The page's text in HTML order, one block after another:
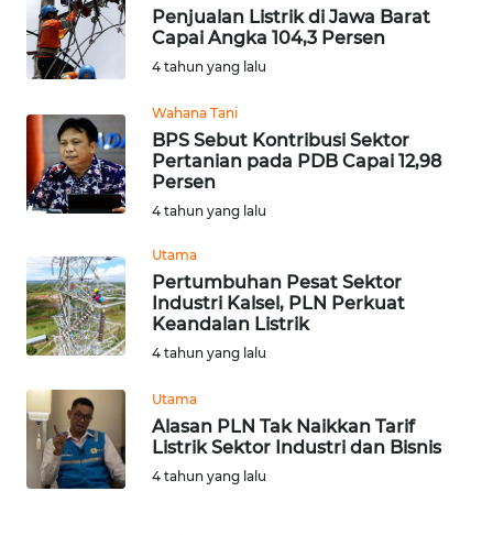
Penjualan Listrik di Jawa Barat
Capai Angka 104,3 Persen
4 tahun yang lalu
Wahana Tani
BPS Sebut Kontribusi Sektor
Pertanian pada PDB Capai 12,98
Persen
4 tahun yang lalu
Utama
Pertumbuhan Pesat Sektor
Industri Kalsel, PLN Perkuat
Keandalan Listrik
4 tahun yang lalu
Utama
Alasan PLN Tak Naikkan Tarif
Listrik Sektor Industri dan Bisnis
4 tahun yang lalu
KARO
WN
WN
LABUHANBATU
TAPANULI
TENGAH
WN DELI
SERDANG
WN
TEBING
TINGGI